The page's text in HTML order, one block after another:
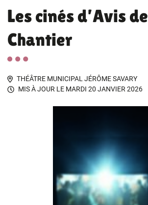
Les cinés d’Avis de
Chantier
THÉÂTRE MUNICIPAL JÉRÔME SAVARY
MIS À JOUR LE MARDI 20 JANVIER 2026